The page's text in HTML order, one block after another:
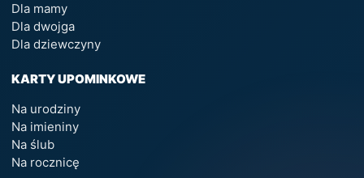
Dla mamy
Dla dwojga
Dla dziewczyny
KARTY UPOMINKOWE
Na urodziny
Na imieniny
Na ślub
Na rocznicę